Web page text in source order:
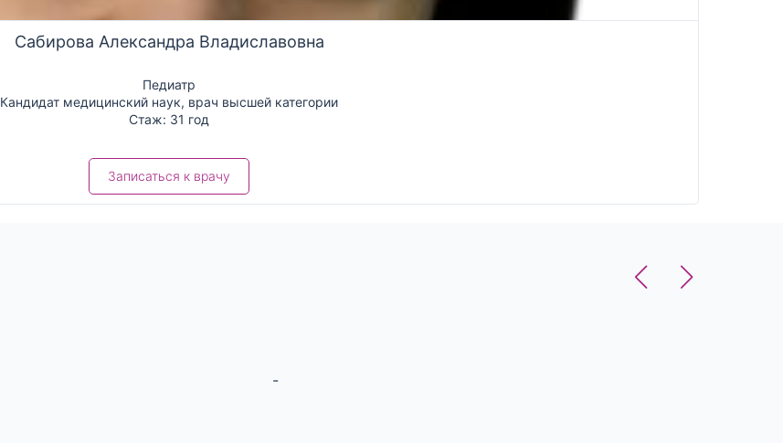
Сабирова Александра Владиславовна
Педиатр
Кандидат медицинский наук, врач высшей категории
Стаж: 31 год
Записаться к врачу
-